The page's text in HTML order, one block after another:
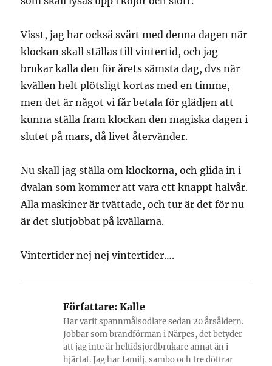
Visst, jag har också svårt med denna dagen när
klockan skall ställas till vintertid, och jag
brukar kalla den för årets sämsta dag, dvs när
kvällen helt plötsligt kortas med en timme,
men det är något vi får betala för glädjen att
kunna ställa fram klockan den magiska dagen i
slutet på mars, då livet återvänder.
Nu skall jag ställa om klockorna, och glida in i
dvalan som kommer att vara ett knappt halvår.
Alla maskiner är tvättade, och tur är det för nu
är det slutjobbat på kvällarna.
Vintertider nej nej vintertider….
Författare: Kalle
Har varit spannmålsodlare sedan 20 årsåldern.
Jobbar som brandförman i Närpes, det betyder
att jag inte är heltidsjordbrukare annat än i
hjärtat. Jag har familj, sambo och tre döttrar